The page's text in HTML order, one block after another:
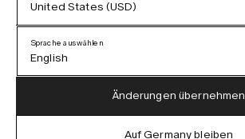
Datenschutzerklärung
AGB
Barrierefreiheit
Cookie-Richtlinie
United States (USD)
Austria (EUR)
Sprache auswählen
English
German
Änderungen übernehmen
Auf Germany bleiben